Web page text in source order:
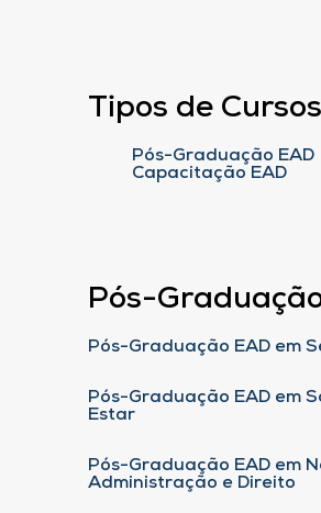
Tipos de Cursos
Pós-Graduação EAD
Capacitação EAD
Pós-
Pós-Graduação EAD em
Pós-Graduação EAD em
Estar
Pós-Graduação EAD em
Administração e Direito